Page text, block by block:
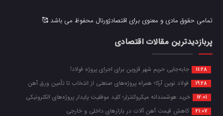
تمامی حقوق مادی و معنوی برای اقتصادژورنال محفوظ می باشد 🥰
پربازدیدترین مقالات اقتصادی
11:28 جابه‌جایی حریم شهر قزوین برای اجرای پروژه فولاد!
19:28 فولاد نوین آرکا؛ همراه پروژه‌های صنعتی از انتخاب تا تأمین ورق آهن
12:01 خرید هوشمندانه میکروکنترلر؛ کلید موفقیت پایدار پروژه‌های الکترونیکی
21:07 کاهش قیمت آهن آلات در بازارهای داخلی و خارجی